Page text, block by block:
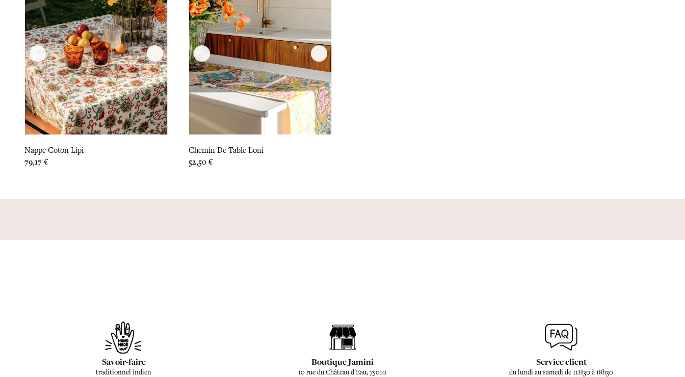
Nappe Coton Lipi
Prix
79,17 €
Chemin De Table Loni
Prix
52,50 €
Savoir-faire
traditionnel indien
Boutique Jamini
10 rue du Château d'Eau, 75010
Service client
du lundi au samedi de 11H30 à 18h30